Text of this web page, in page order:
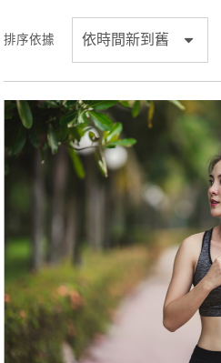
排序依據